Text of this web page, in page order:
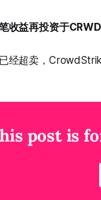
收益再投资于
经超卖，
post is